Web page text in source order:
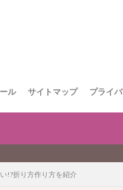
ル サイトマップ プライ
!?折り方作り方を紹介